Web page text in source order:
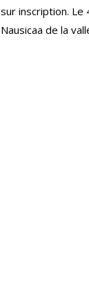
sur inscription. Le
Nausicaa de la